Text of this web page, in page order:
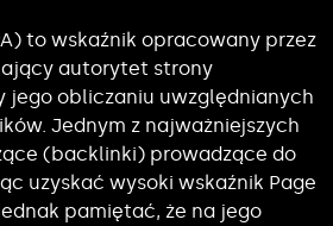
to wskaźnik opracowany przez
autorytet strony
jego obliczaniu uwzględnianych
Jednym z najważniejszych
(backlinki) prowadzące do
uzyskać wysoki wskaźnik Page
pamiętać, że na jego